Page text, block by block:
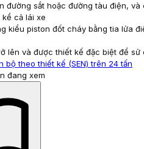
đường sắt hoặc đường tàu điện,
cả lái xe
kiểu piston đốt cháy bằng tia lửa
lên và được thiết kế đặc biệt để sử
theo thiết kế (SEN) trên 24 tấn
đang xem